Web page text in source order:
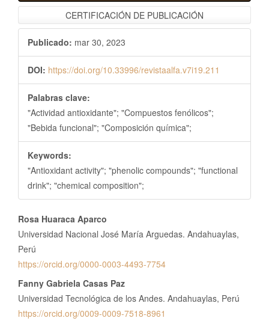
CERTIFICACIÓN DE PUBLICACIÓN
Publicado: mar 30, 2023
DOI: https://doi.org/10.33996/revistaalfa.v7i19.211
Palabras clave:
"Actividad antioxidante"; "Compuestos fenólicos";
"Bebida funcional"; "Composición química";
Keywords:
"Antioxidant activity"; "phenolic compounds"; "functional
drink"; "chemical composition";
Contenido
principal
del
artículo
Rosa Huaraca Aparco
Universidad Nacional José María Arguedas. Andahuaylas,
Perú
https://orcid.org/0000-0003-4493-7754
Fanny Gabriela Casas Paz
Universidad Tecnológica de los Andes. Andahuaylas, Perú
https://orcid.org/0009-0009-7518-8961